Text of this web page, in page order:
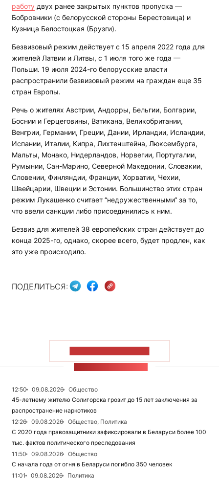
работу двух ранее закрытых пунктов пропуска —
Бобровники (с белорусской стороны Берестовица) и
Кузница Белостоцкая (Брузги).
Безвизовый режим действует с 15 апреля 2022 года для
жителей Латвии и Литвы, с 1 июля того же года —
Польши. 19 июля 2024-го белорусские власти
распространили безвизовый режим на граждан еще 35
стран Европы.
Речь о жителях Австрии, Андорры, Бельгии, Болгарии,
Боснии и Герцеговины, Ватикана, Великобритании,
Венгрии, Германии, Греции, Дании, Ирландии, Исландии,
Испании, Италии, Кипра, Лихтенштейна, Люксембурга,
Мальты, Монако, Нидерландов, Норвегии, Португалии,
Румынии, Сан-Марино, Северной Македонии, Словакии,
Словении, Финляндии, Франции, Хорватии, Чехии,
Швейцарии, Швеции и Эстонии. Большинство этих стран
режим Лукашенко считает “недружественными“ за то,
что ввели санкции либо присоединились к ним.
Безвиз для жителей 38 европейских стран действует до
конца 2025-го, однако, скорее всего, будет продлен, как
это уже происходило.
ПОДЕЛИТЬСЯ:
12:50 09.08.2026
Общество
45-летнему жителю Солигорска грозит до 15 лет заключения за
распространение наркотиков
12:26
09.08.2026
Общество, Политика
С 2020 года правозащитники зафиксировали в Беларуси более 100
тыс. фактов политического преследования
11:50
09.08.2026
Общество
С начала года от огня в Беларуси погибло 350 человек
11:01
09.08.2026
Политика